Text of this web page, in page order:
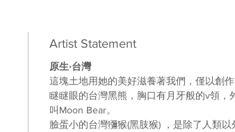
Artist Statement
原生‧台灣
這塊土地用她的美好滋養著我們，僅以創作
瞇瞇眼的台灣黑熊 ，胸口有月牙般的v領，
叫 Moon Bear。
臉蛋小的台灣獼猴(黑肢猴) ，是除了人類